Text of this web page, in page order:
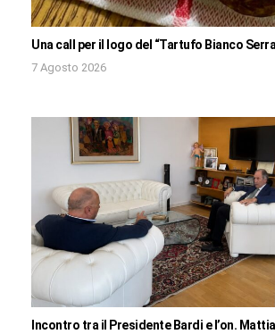
Una call per il logo del “Tartufo Bianco
7 Agosto 2026
Incontro tra il Presidente Bardi e l’on. Mattia